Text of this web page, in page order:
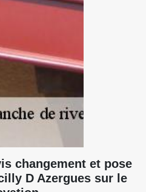
changement et pose
D Azergues sur le